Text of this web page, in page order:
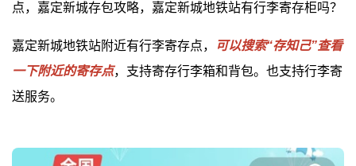
点，嘉定新城存包攻略，嘉定新城地铁站有行李寄存柜吗？
嘉定新城地铁站附近有行李寄存点，
可以搜索“存知己”查看
一下附近的寄存点，支持寄存行李箱和背包。也支持行李寄
送服务。